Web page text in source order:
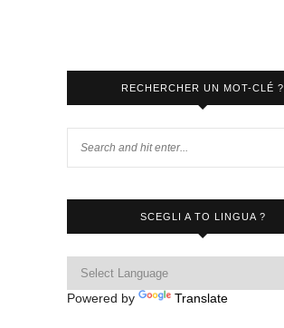
RECHERCHER UN MOT-CLÉ ?
SCEGLI A TO LINGUA ?
Powered by Translate